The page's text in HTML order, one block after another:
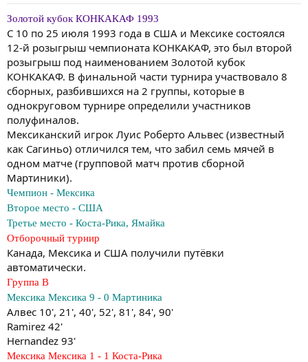
Золотой кубок КОНКАКАФ 1993
С 10 по 25 июля 1993 года в США и Мексике состоялся
12-й розыгрыш чемпионата КОНКАКАФ, это был второй
розыгрыш под наименованием Золотой кубок
КОНКАКАФ. В финальной части турнира участвовало 8
сборных, разбившихся на 2 группы, которые в
однокруговом турнире определили участников
полуфиналов.
Мексиканский игрок Луис Роберто Альвес (известный
как Сагиньо) отличился тем, что забил семь мячей в
одном матче (групповой матч против сборной
Мартиники).
Чемпион - Мексика
Второе место - США
Третье место - Коста-Рика, Ямайка
Отборочный турнир
Канада, Мексика и США получили путёвки
автоматически.
Группа В
Мексика Мексика 9 - 0 Мартиника
Алвес 10', 21', 40', 52', 81', 84', 90'
Ramirez 42'
Hernandez 93'
Мексика Мексика 1 - 1 Коста-Рика